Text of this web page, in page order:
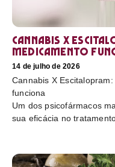
Cannabis X
medicamento
14 de julho de 2026
Cannabis X
funciona
Um dos psicofármacos
sua eficácia no